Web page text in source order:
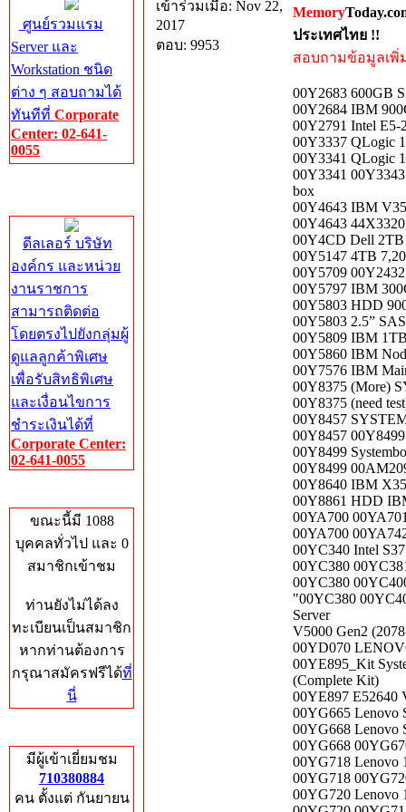
ศูนย์รวมแรม
Server และ
Workstation ชนิด
ต่าง ๆ สอบถามได้
ทันทีที่ Corporate
Center: 02-641-
0055
ดีลเลอร์ บริษัท
องค์กร และหน่วย
งานราชการ
สามารถติดต่อ
โดยตรงไปยังกลุ่มผู้
ดูแลลูกค้าพิเศษ
เพื่อรับสิทธิพิเศษ
และเงื่อนไขการ
ชำระเงินได้ที่
Corporate Center:
02-641-0055
ขณะนี้มี 1088
บุคคลทั่วไป และ 0
สมาชิกเข้าชม
ท่านยังไม่ได้ลง
ทะเบียนเป็นสมาชิก
หากท่านต้องการ
กรุณาสมัครฟรีได้ที่
นี่
มีผู้เข้าเยี่ยมชม
710380884
คน ตั้งแต่ กันยายน
เข้าร่วมเมื่อ: Nov 22,
2017
ตอบ: 9953
Memory
ประเทศไทย !!
สอบถามข้อมูลเพิ่
00Y2683 600GB
00Y2684 IBM
00Y2791 Intel E5-
00Y3337 QLogic
00Y3341 QLogic
00Y3341
box
00Y4643 IBM
00Y4643
00Y4CD Dell 2TB
00Y5147 4TB
00Y5709
00Y5797 IBM
00Y5803 HDD
00Y5803 2.5”
00Y5809 IBM
00Y5860 IBM
00Y7576 IBM
00Y8375 (More)
00Y8375 (need
00Y8457
00Y8457
00Y8499
00Y8499
00Y8640 IBM
00Y8861 HDD
00YA700
00YA700
00YC340 Intel
00YC380
00YC380
"00YC380
Server
V5000 Gen2
00YD070
00YE895_Kit
(Complete Kit)
00YE897 E52640
00YG665 Lenovo
00YG668 Lenovo
00YG668
00YG718 Lenovo
00YG718
00YG720 Lenovo